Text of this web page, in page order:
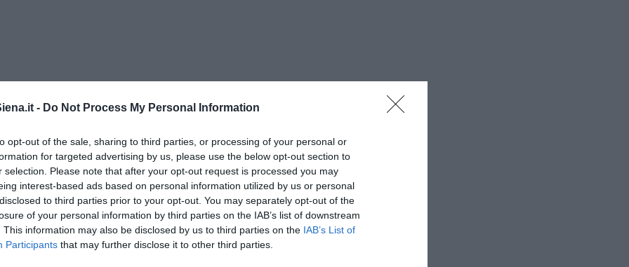
- Do Not Process My Personal Information
opt-out of the sale, sharing to third parties, or processing of your personal or
for targeted advertising by us, please use the below opt-out section to
selection. Please note that after your opt-out request is processed you may
interest-based ads based on personal information utilized by us or personal
to third parties prior to your opt-out. You may separately opt-out of the
of your personal information by third parties on the IAB’s list of downstream
This information may also be disclosed by us to third parties on the IAB’s List of
Participants that may further disclose it to other third parties.
Facciamo due passi. Offrimi un caffè.
perdonata. Quella cazzata, quella gelosia. Dores, un caffè!
lungo l’Avenida Baltazar Lopes da Silva, che comunque si
strada. Presero dei pasticcini con la cannella, lei un caffè, il
dolce e troppi caffè gl’inquietavano il cuore. Dores gli disse
la chiamava così, anche se era già una donna matura. Era
ma qualcosa c’era che non andava. Appariva sempre cupa,
non si confidava e, se richiesta, cambiava discorso. Aveva
e ne aveva avuti, libera com’era. Girava la testa
ho la sabbia nei capelli! Oppure, il mare infuriava
la conversazione era finita, che bisognava andare. Rafaela